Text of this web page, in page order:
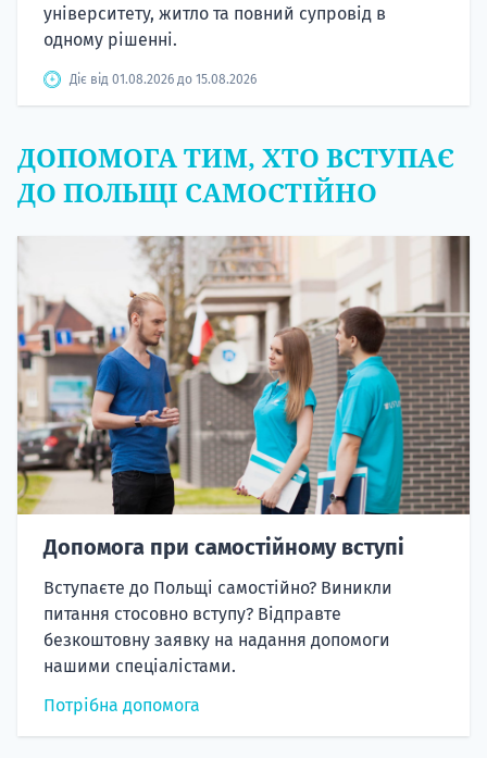
університету, житло та повний супровід в
одному рішенні.
Діє від 01.08.2026 до 15.08.2026
ДОПОМОГА ТИМ, ХТО ВСТУПАЄ
ДО ПОЛЬЩІ САМОСТІЙНО
Допомога при самостійному вступі
Вступаєте до Польщі самостійно? Виникли
питання стосовно вступу? Відправте
безкоштовну заявку на надання допомоги
нашими спеціалістами.
Потрібна допомога